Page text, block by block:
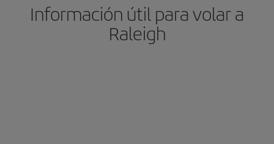
Información útil para volar a
Raleigh